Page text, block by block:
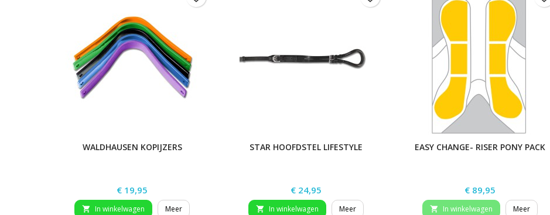
WALDHAUSEN KOPIJZERS
Prijs
€ 19,95
 In winkelwagen Meer
STAR HOOFDSTEL LIFESTYLE
Prijs
€ 24,95
 In winkelwagen Meer
EASY CHANGE- RISER PONY PACK
Prijs
€ 89,95
 In winkelwagen Meer